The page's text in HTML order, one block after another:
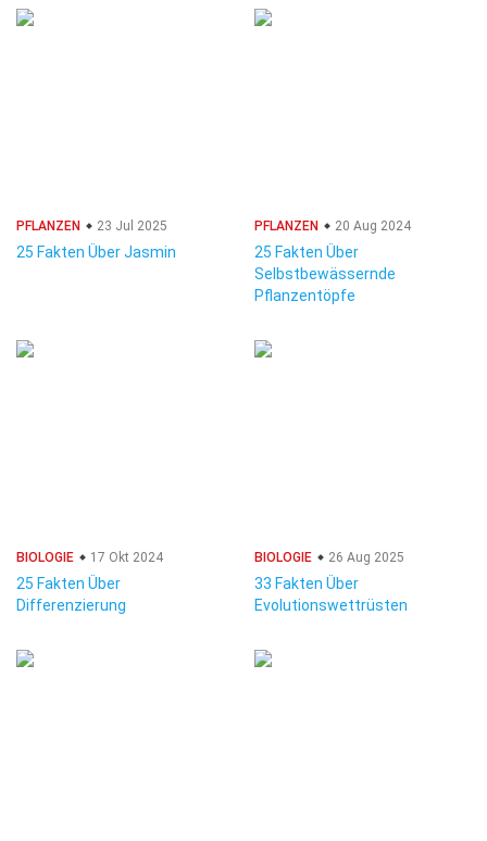
PFLANZEN 23 Jul 2025
25 Fakten Über Jasmin
PFLANZEN 20 Aug 2024
25 Fakten Über
Selbstbewässernde
Pflanzentöpfe
BIOLOGIE 17 Okt 2024
25 Fakten Über
Differenzierung
BIOLOGIE 26 Aug 2025
33 Fakten Über
Evolutionswettrüsten